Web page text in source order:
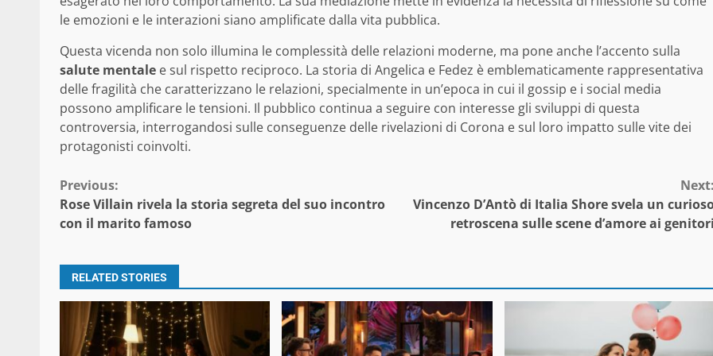
le emozioni e le interazioni siano amplificate dalla vita pubblica.
Questa vicenda non solo illumina le complessità delle relazioni moderne, ma pone anche l’accento sulla
salute mentale e sul rispetto reciproco. La storia di Angelica e Fedez è emblematicamente rappresentativa
delle fragilità che caratterizzano le relazioni, specialmente in un’epoca in cui il gossip e i social media
possono amplificare le tensioni. Il pubblico continua a seguire con interesse gli sviluppi di questa
controversia, interrogandosi sulle conseguenze delle rivelazioni di Corona e sul loro impatto sulle vite dei
protagonisti coinvolti.
Continue
Reading
Previous:
Rose Villain rivela la storia segreta del suo incontro
con il marito famoso
Next:
Vincenzo D’Antò di Italia Shore svela un
retroscena sulle scene d’amore ai genitori
RELATED STORIES